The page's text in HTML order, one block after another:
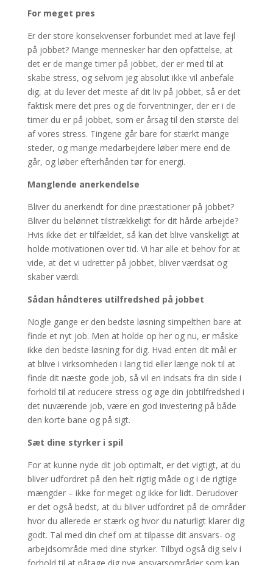
For meget pres
Er der store konsekvenser forbundet med at lave fejl
på jobbet? Mange mennesker har den opfattelse, at
det er de mange timer på jobbet, der er med til at
skabe stress, og selvom jeg absolut ikke vil anbefale
dig, at du lever det meste af dit liv på jobbet, så er det
faktisk mere det pres og de forventninger, der er i de
timer du er på jobbet, som er årsag til den største del
af vores stress. Tingene går bare for stærkt mange
steder, og mange medarbejdere løber mere end de
går, og løber efterhånden tør for energi.
Manglende anerkendelse
Bliver du anerkendt for dine præstationer på jobbet?
Bliver du belønnet tilstrækkeligt for dit hårde arbejde?
Hvis ikke det er tilfældet, så kan det blive vanskeligt at
holde motivationen over tid. Vi har alle et behov for at
vide, at det vi udretter på jobbet, bliver værdsat og
skaber værdi.
Sådan håndteres utilfredshed på jobbet
Nogle gange er den bedste løsning simpelthen bare at
finde et nyt job. Men at holde op her og nu, er måske
ikke den bedste løsning for dig. Hvad enten dit mål er
at blive i virksomheden i lang tid eller længe nok til at
finde dit næste gode job, så vil en indsats fra din side i
forhold til at reducere stress og øge din jobtilfredshed i
det nuværende job, være en god investering på både
den korte bane og på sigt.
Sæt dine styrker i spil
For at kunne nyde dit job optimalt, er det vigtigt, at du
bliver udfordret på den helt rigtig måde og i de rigtige
mængder – ikke for meget og ikke for lidt. Derudover
er det også bedst, at du bliver udfordret på de områder
hvor du allerede er stærk og hvor du naturligt klarer dig
godt. Tal med din chef om at tilpasse dit ansvars- og
arbejdsområde med dine styrker. Tilbyd også dig selv i